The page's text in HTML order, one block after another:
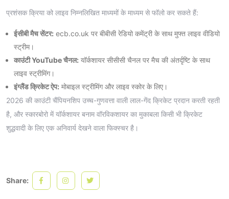
प्रशंसक क्रिया को लाइव निम्नलिखित माध्यमों के माध्यम से फॉलो कर सकते हैं:
ईसीबी मैच सेंटर: ecb.co.uk पर बीबीसी रेडियो कमेंट्री के साथ मुफ्त लाइव वीडियो
स्ट्रीम।
काउंटी YouTube चैनल: यॉर्कशायर सीसीसी चैनल पर मैच की अंतर्दृष्टि के साथ
लाइव स्ट्रीमिंग।
इंग्लैंड क्रिकेट ऐप: मोबाइल स्ट्रीमिंग और लाइव स्कोर के लिए।
2026 की काउंटी चैंपियनशिप उच्च-गुणवत्ता वाली लाल-गेंद क्रिकेट प्रदान करती रहती
है, और स्कारबोरो में यॉर्कशायर बनाम वॉरविकशायर का मुकाबला किसी भी क्रिकेट
शुद्धवादी के लिए एक अनिवार्य देखने वाला फिक्स्चर है।
Share: